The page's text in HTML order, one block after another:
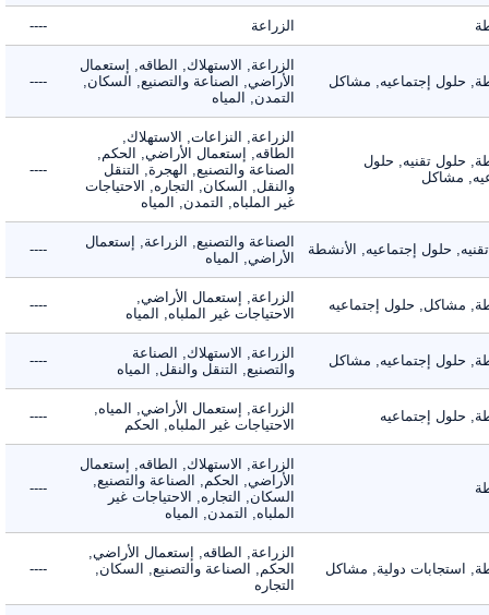
الزراعة ----
حلول إجتماعيه, مشاكل
الزراعة, الاستهلاك, الطاقه, إستعمال
الأراضي, الصناعة والتصنيع, السكان,
التمدن, المياه
----
حلول تقنيه, حلول
مشاكل
الزراعة, النزاعات, الاستهلاك,
الطاقه, إستعمال الأراضي, الحكم,
الصناعة والتصنيع, الهجرة, التنقل
والنقل, السكان, التجاره, الاحتياجات
غير الملباه, التمدن, المياه
----
حلول إجتماعيه, الأنشطة
الصناعة والتصنيع, الزراعة, إستعمال
الأراضي, المياه
----
مشاكل, حلول إجتماعيه
الزراعة, إستعمال الأراضي,
الاحتياجات غير الملباه, المياه
----
حلول إجتماعيه, مشاكل
الزراعة, الاستهلاك, الصناعة
والتصنيع, التنقل والنقل, المياه
----
حلول إجتماعيه
الزراعة, إستعمال الأراضي, المياه,
الاحتياجات غير الملباه, الحكم
----
الزراعة, الاستهلاك, الطاقه, إستعمال
الأراضي, الحكم, الصناعة والتصنيع,
السكان, التجاره, الاحتياجات غير
الملباه, التمدن, المياه
----
استجابات دولية, مشاكل
الزراعة, الطاقه, إستعمال الأراضي,
الحكم, الصناعة والتصنيع, السكان,
التجاره
----